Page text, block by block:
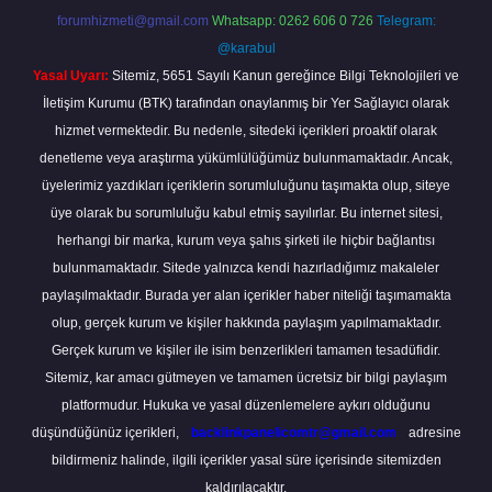
forumhizmeti@gmail.com Whatsapp: 0262 606 0 726 Telegram:
@karabul
Yasal Uyarı: Sitemiz, 5651 Sayılı Kanun gereğince Bilgi Teknolojileri ve
İletişim Kurumu (BTK) tarafından onaylanmış bir Yer Sağlayıcı olarak
hizmet vermektedir. Bu nedenle, sitedeki içerikleri proaktif olarak
denetleme veya araştırma yükümlülüğümüz bulunmamaktadır. Ancak,
üyelerimiz yazdıkları içeriklerin sorumluluğunu taşımakta olup, siteye
üye olarak bu sorumluluğu kabul etmiş sayılırlar. Bu internet sitesi,
herhangi bir marka, kurum veya şahıs şirketi ile hiçbir bağlantısı
bulunmamaktadır. Sitede yalnızca kendi hazırladığımız makaleler
paylaşılmaktadır. Burada yer alan içerikler haber niteliği taşımamakta
olup, gerçek kurum ve kişiler hakkında paylaşım yapılmamaktadır.
Gerçek kurum ve kişiler ile isim benzerlikleri tamamen tesadüfidir.
Sitemiz, kar amacı gütmeyen ve tamamen ücretsiz bir bilgi paylaşım
platformudur. Hukuka ve yasal düzenlemelere aykırı olduğunu
düşündüğünüz içerikleri,
backlinkpanelicomtr@gmail.com
adresine
bildirmeniz halinde, ilgili içerikler yasal süre içerisinde sitemizden
kaldırılacaktır.